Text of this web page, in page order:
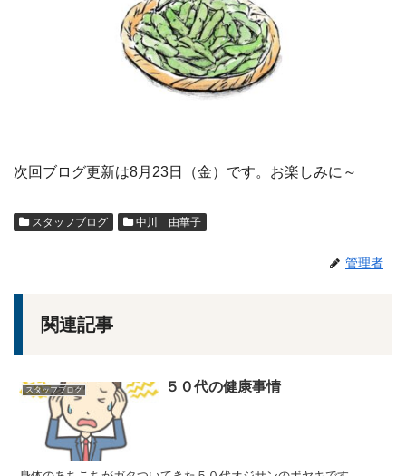
次回ブログ更新は8月23日（金）です。お楽しみに～
スタッフブログ 中川 由華子
管理者
関連記事
スタッフブログ ５０代の健康事情